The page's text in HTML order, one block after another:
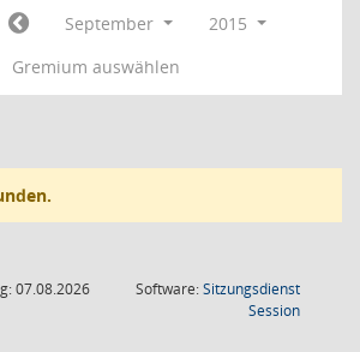
September
2015
Gremium auswählen
07.08.2026
Software:Sitzungsdienst
Session(Wird in